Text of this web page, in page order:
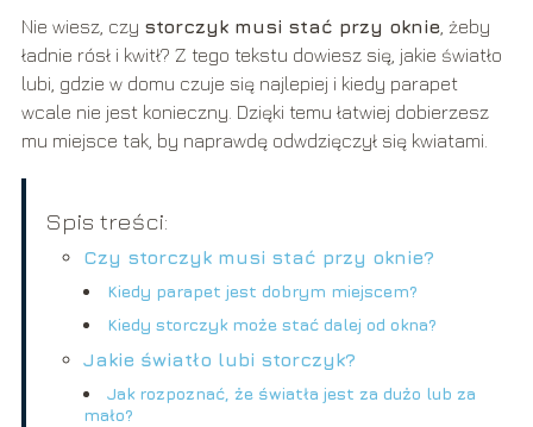
Nie wiesz, czy storczyk musi stać przy oknie, żeby
ładnie rósł i kwitł? Z tego tekstu dowiesz się, jakie światło
lubi, gdzie w domu czuje się najlepiej i kiedy parapet
wcale nie jest konieczny. Dzięki temu łatwiej dobierzesz
mu miejsce tak, by naprawdę odwdzięczył się kwiatami.
Spis treści:
Czy storczyk musi stać przy oknie?
Kiedy parapet jest dobrym miejscem?
Kiedy storczyk może stać dalej od okna?
Jakie światło lubi storczyk?
Jak rozpoznać, że światła jest za dużo lub za
mało?